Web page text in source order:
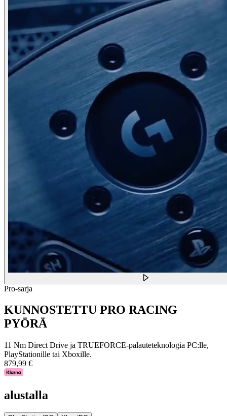
Pro-sarja
KUNNOSTETTU PRO RACING
PYÖRÄ
11 Nm Direct Drive ja TRUEFORCE-palauteteknologia PC:lle,
PlayStationille tai Xboxille.
879,99 €
alustalla